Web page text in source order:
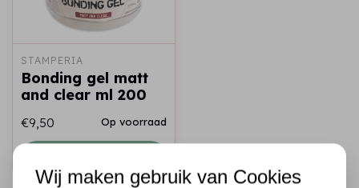
STAMPERIA
Bonding gel matt
and clear ml 200
€9,50 Op voorraad
Wij maken gebruik van Cookies